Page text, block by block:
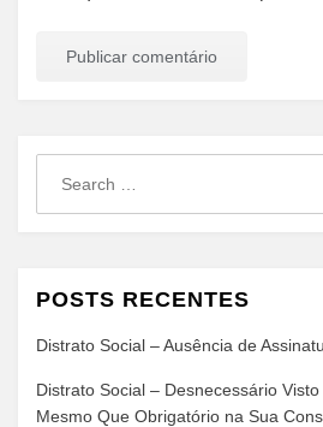
POSTS RECENTES
Distrato Social – Ausência de
Distrato Social – Desnecessário
Mesmo Que Obrigatório na Sua